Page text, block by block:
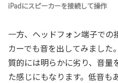
iPadにスピーカーを接続して操作
一方、ヘッドフォン端子での
カーでも音を出してみまし
質的には明らかに劣り、音量
た感じにもなります。低音も